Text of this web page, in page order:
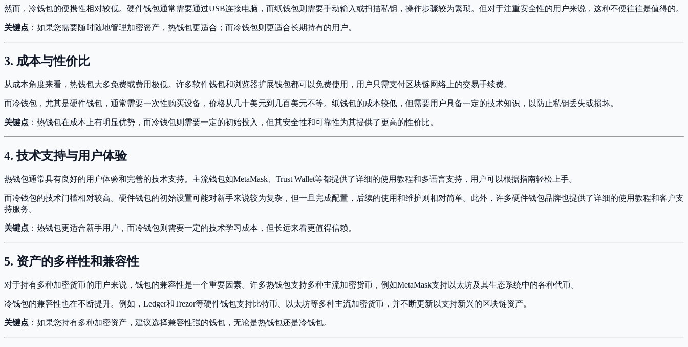
然而，冷钱包的便携性相对较低。硬件钱包通常需要通过USB连接电脑，而纸钱包则需要手动输入或扫描私钥，操作步骤较为繁琐。但对于注重安全性的用户来说，这种不便往往是值得的。
关键点 ：如果您需要随时随地管理加密资产，热钱包更适合；而冷钱包则更适合长期持有的用户。
3. 成本与性价比
从成本角度来看，热钱包大多免费或费用极低。许多软件钱包和浏览器扩展钱包都可以免费使用，用户只需支付区块链网络上的交易手续费。
而冷钱包，尤其是硬件钱包，通常需要一次性购买设备，价格从几十美元到几百美元不等。纸钱包的成本较低，但需要用户具备一定的技术知识，以防止私钥丢失或损坏。
关键点 ：热钱包在成本上有明显优势，而冷钱包则需要一定的初始投入，但其安全性和可靠性为其提供了更高的性价比。
4. 技术支持与用户体验
热钱包通常具有良好的用户体验和完善的技术支持。主流钱包如MetaMask、Trust Wallet等都提供了详细的使用教程和多语言支持，用户可以根据指南轻松上手。
而冷钱包的技术门槛相对较高。硬件钱包的初始设置可能对新手来说较为复杂，但一旦完成配置，后续的使用和维护则相对简单。此外，许多硬件钱包品牌也提供了详细的使用教程和客户支
持服务。
关键点 ：热钱包更适合新手用户，而冷钱包则需要一定的技术学习成本，但长远来看更值得信赖。
5. 资产的多样性和兼容性
对于持有多种加密货币的用户来说，钱包的兼容性是一个重要因素。许多热钱包支持多种主流加密货币，例如MetaMask支持以太坊及其生态系统中的各种代币。
冷钱包的兼容性也在不断提升。例如，Ledger和Trezor等硬件钱包支持比特币、以太坊等多种主流加密货币，并不断更新以支持新兴的区块链资产。
关键点 ：如果您持有多种加密资产，建议选择兼容性强的钱包，无论是热钱包还是冷钱包。